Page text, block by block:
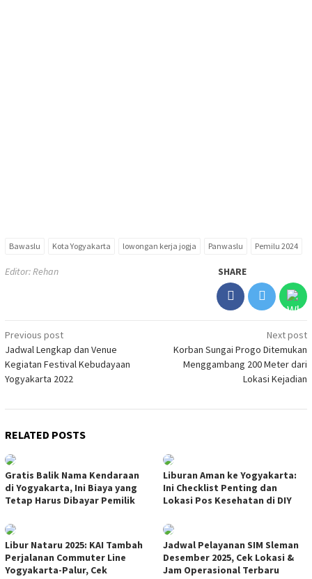
Bawaslu Kota Yogyakarta lowongan kerja jogja Panwaslu Pemilu 2024
Editor: Rehan SHARE
Post
navigation
Previous post
Jadwal Lengkap dan Venue
Kegiatan Festival Kebudayaan
Yogyakarta 2022
Next post
Korban Sungai Progo Ditemukan
Menggambang 200 Meter dari
Lokasi Kejadian
RELATED POSTS
Gratis Balik Nama Kendaraan
di Yogyakarta, Ini Biaya yang
Tetap Harus Dibayar Pemilik
Liburan Aman ke Yogyakarta:
Ini Checklist Penting dan
Lokasi Pos Kesehatan di DIY
Libur Nataru 2025: KAI Tambah
Perjalanan Commuter Line
Yogyakarta-Palur, Cek
Jadwal Pelayanan SIM Sleman
Desember 2025, Cek Lokasi &
Jam Operasional Terbaru